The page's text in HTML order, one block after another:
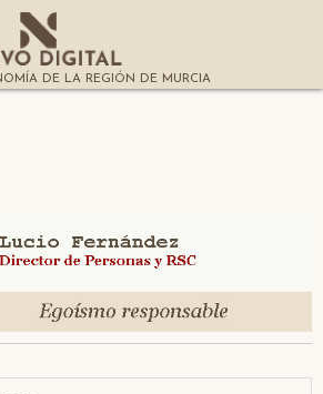
DE LA REGIÓN DE MURCIA